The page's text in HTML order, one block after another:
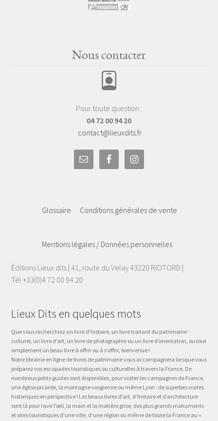
Nous contacter
Pour toute question :
04 72 00 94 20
contact@lieuxdits.fr
Glossaire Conditions générales de vente
Mentions légales / Données personnelles
Éditions Lieux dits | 41, route du Velay 43220 RIOTORD |
Tél +33(0)4 72 00 94 20
Lieux Dits en quelques mots
Que vous recherchiez un livre d’histoire, un livre traitant du patrimoine
culturel, un livre d’art, un livre de photographie ou un livre d’orientation, ou tout
simplement un beau livre à offrir ou à s’offrir, bienvenue !
Notre librairie en ligne de livres de patrimoine vous accompagnera lorsque vous
préparez vos escapades touristiques ou culturelles à travers la France. De
nombreux petits guides sont disponibles, pour visiter les campagnes de France,
une église picarde, la montagne vosgienne ou même Lyon : de superbes visites
historiques en perspective ! Les beaux livres d’art, d’histoire et d’architecture
sont là pour ravir l’œil, la main et la matière grise, des plus grands monuments
et sites touristiques d’une ville, d’une région ou même de toute la France au «